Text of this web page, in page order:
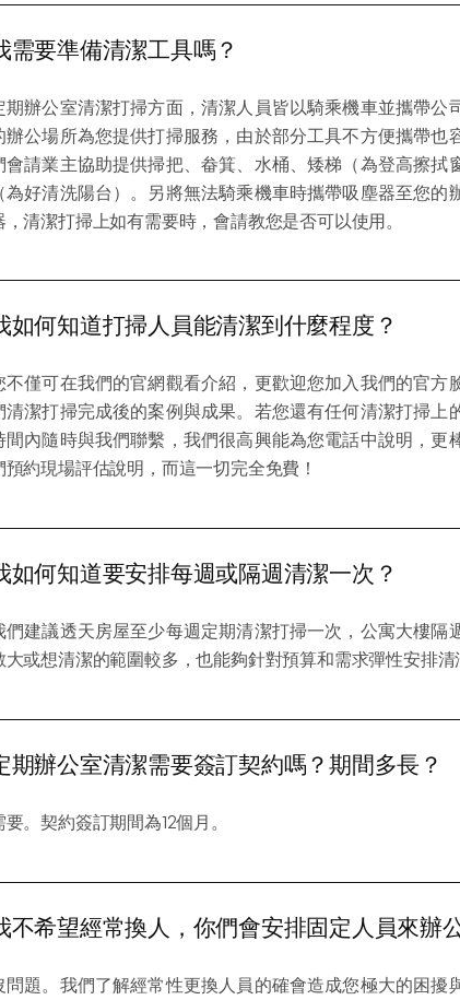
需要準備清潔工具嗎？
期辦公室清潔打掃方面，清潔人員皆以騎乘機車並攜帶公
辦公場所為您提供打掃服務，由於部分工具不方便攜帶也
會請業主協助提供掃把、畚箕、水桶、矮梯（為登高擦拭
（為好清洗陽台）。另將無法騎乘機車時攜帶吸塵器至您的
，清潔打掃上如有需要時，會請教您是否可以使用。
如何知道打掃人員能清潔到什麼程度？
不僅可在我們的官網觀看介紹，更歡迎您加入我們的官方
清潔打掃完成後的案例與成果。若您還有任何清潔打掃上
間內隨時與我們聯繫，我們很高興能為您電話中說明，更
預約現場評估說明，而這一切完全免費！
如何知道要安排每週或隔週清潔一次？
們建議透天房屋至少每週定期清潔打掃一次，公寓大樓隔
大或想清潔的範圍較多，也能夠針對預算和需求彈性安排清
期辦公室清潔需要簽訂契約嗎？期間多長？
要。契約簽訂期間為12個月。
不希望經常換人，你們會安排固定人員來辦
問題。我們了解經常性更換人員的確會造成您極大的困擾